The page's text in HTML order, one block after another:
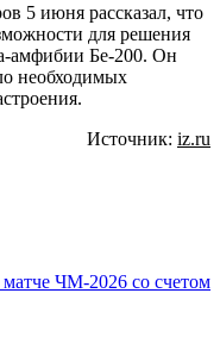
5 июня рассказал, что
для решения
амфибии Бе-200. Он
необходимых
Источник: iz.ru
ЧМ-2026 со счетом